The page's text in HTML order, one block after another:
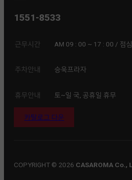
1551-8533
근무시간 AM 09 : 00 ~ 17 : 00 / 점
주차안내 승욱프라자
휴무안내 토~일 국, 공휴일 휴무
카탈로그 다운
COPYRIGHT © 2026 CASAROMA Co.,